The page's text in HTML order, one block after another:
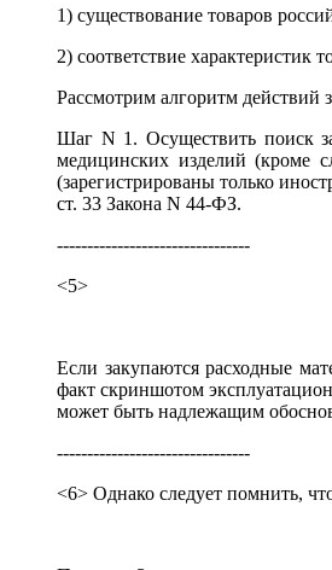
1) существование товаров
2) соответствие характеристик
Рассмотрим алгоритм действий
Шаг N 1. Осуществить поиск
медицинских изделий (кроме
(зарегистрированы только
ст. 33 Закона N 44-ФЗ.
--------------------------------
<5>
Если закупаются расходные
факт скриншотом
может быть надлежащим
--------------------------------
<6> Однако следует помнить,